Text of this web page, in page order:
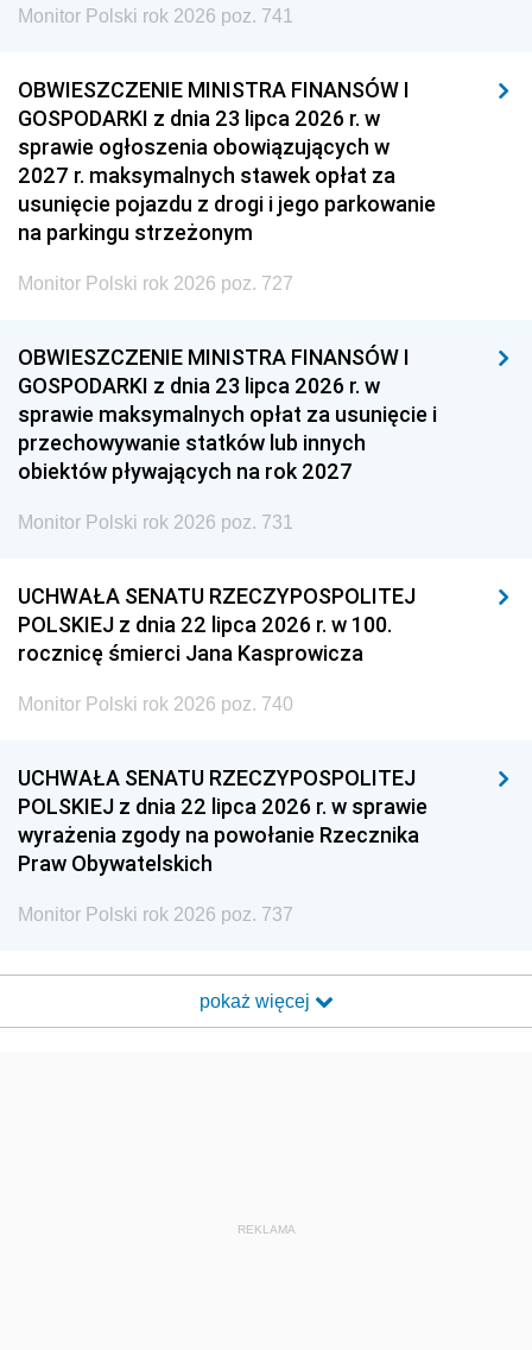
Monitor Polski rok 2026 poz. 741
OBWIESZCZENIE MINISTRA FINANSÓW I
GOSPODARKI z dnia 23 lipca 2026 r. w
sprawie ogłoszenia obowiązujących w
2027 r. maksymalnych stawek opłat za
usunięcie pojazdu z drogi i jego parkowanie
na parkingu strzeżonym
Monitor Polski rok 2026 poz. 727
OBWIESZCZENIE MINISTRA FINANSÓW I
GOSPODARKI z dnia 23 lipca 2026 r. w
sprawie maksymalnych opłat za usunięcie i
przechowywanie statków lub innych
obiektów pływających na rok 2027
Monitor Polski rok 2026 poz. 731
UCHWAŁA SENATU RZECZYPOSPOLITEJ
POLSKIEJ z dnia 22 lipca 2026 r. w 100.
rocznicę śmierci Jana Kasprowicza
Monitor Polski rok 2026 poz. 740
UCHWAŁA SENATU RZECZYPOSPOLITEJ
POLSKIEJ z dnia 22 lipca 2026 r. w sprawie
wyrażenia zgody na powołanie Rzecznika
Praw Obywatelskich
Monitor Polski rok 2026 poz. 737
pokaż więcej
REKLAMA